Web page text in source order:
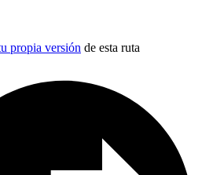
propia versión de esta ruta